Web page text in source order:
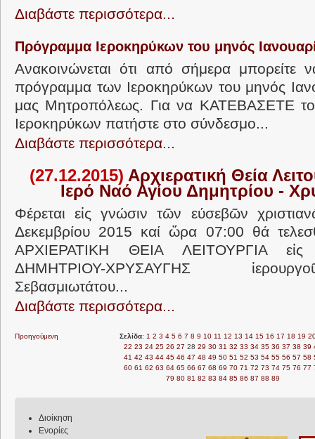
Διαβάστε περισσότερα...
Πρόγραμμα Ιεροκηρύκων του μηνός
Ανακοινώνεται ότι από σήμερα μπορείτε
πρόγραμμα των Ιεροκηρύκων του μηνός
μας Μητροπόλεως. Για να ΚΑΤΕΒΑΣΕΤΕ
Ιεροκηρύκων πατήστε στο σύνδεσμο...
Διαβάστε περισσότερα...
(27.12.2015) Αρχιερατική Θεία
Ιερό Ναό Αγίου Δημητρίου -
Φέρεται εἰς γνώσιν τῶν εύσεβῶν
Δεκεμβρίου 2015 καί ὥρα 07:00 θά
ΑΡΧΙΕΡΑΤΙΚΗ ΘΕΙΑ ΛΕΙΤΟΥΡΓΙΑ
ΔΗΜΗΤΡΙΟΥ-ΧΡΥΣΑΥΓΗΣ
Σεβασμιωτάτου...
Διαβάστε περισσότερα...
Προηγούμενη Σελίδα: 1 2 3 4 5 6 7 8 9 10 11 12 13 14 15 16 17 18 19
22 23 24 25 26 27 28 29 30 31 32 33 34 35 36 37 38 39
41 42 43 44 45 46 47 48 49 50 51 52 53 54 55 56 57 58
60 61 62 63 64 65 66 67 68 69 70 71 72 73 74 75 76 77
79 80 81 82 83 84 85 86 87 88 89
Διοίκηση
Ενορίες